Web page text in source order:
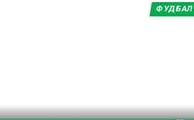
ФУДБАЛ